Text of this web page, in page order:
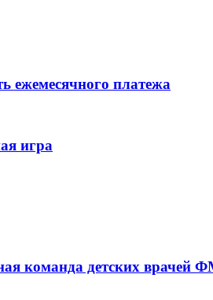
ежемесячного платежа
игра
команда детских врачей